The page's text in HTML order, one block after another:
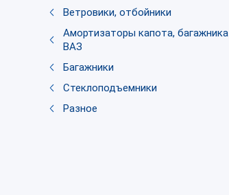
Ветровики, отбойники
Амортизаторы капота, багажника
ВАЗ
Багажники
Стеклоподъемники
Разное